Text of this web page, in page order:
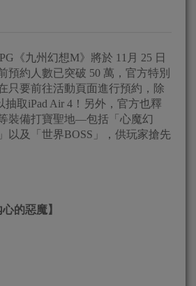
《九州幻想M》將於 11月 25 日
預約人數已突破 50 萬，官方特別
只要前往活動頁面進行預約，除
抽取iPad Air 4！另外，官方也釋
裝備打寶聖地—包括「心魔幻
以及「世界BOSS」，供玩家搶先
的惡魔】